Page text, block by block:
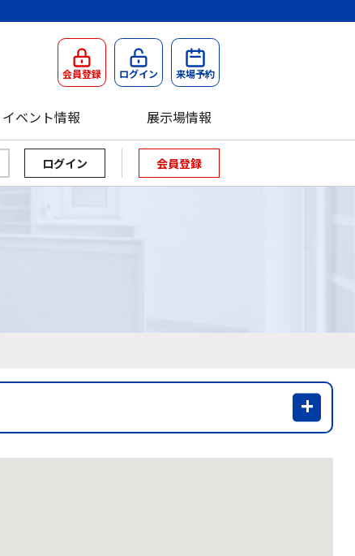
会員登録 ログイン 来場予約
イベント情報 展示場情報
会員登録